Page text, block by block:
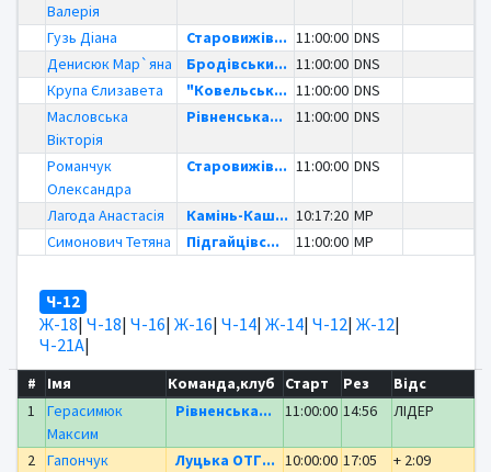
Валерія
Гузь Діана Старовижів... 11:00:00 DNS
Денисюк Мар`яна
Бродівськи... 11:00:00 DNS
Крупа Єлизавета
"Ковельськ... 11:00:00 DNS
Масловська
Вікторія
Рівненська... 11:00:00 DNS
Романчук
Олександра
Старовижів... 11:00:00 DNS
Лагода Анастасія Камінь-Каш... 10:17:20 MP
Симонович Тетяна
Підгайцівс... 11:00:00 MP
Ч-12
Ж-18| Ч-18| Ч-16| Ж-16| Ч-14| Ж-14| Ч-12| Ж-12|
Ч-21А|
# Імя Команда,клуб Старт Рез
Відс
1
Герасимюк
Максим
Рівненська... 11:00:00 14:56 ЛІДЕР
2
Гапончук
Луцька ОТГ... 10:00:00 17:05 + 2:09